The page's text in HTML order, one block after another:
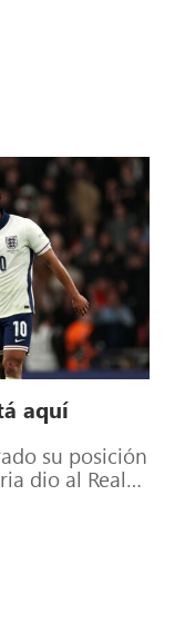
aquí
su posición
dio al Real